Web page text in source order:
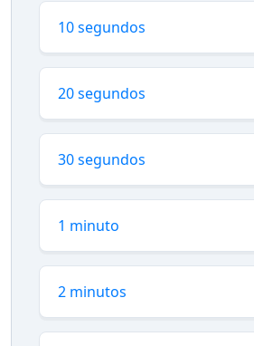
10 segundos
20 segundos
30 segundos
1 minuto
2 minutos